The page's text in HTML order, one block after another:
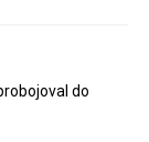
do